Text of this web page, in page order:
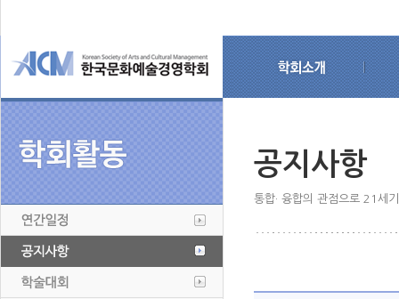
공지사항
통합· 융합의 관점으로 21세